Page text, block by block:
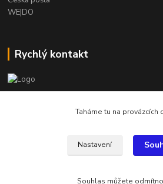
WE|DO
Rychlý kontakt
info@armygalanterie.cz
Všechny obrázky, popisky a texty jsou
Taháme tu na provázcích
Nastavení
Souhlas můžete